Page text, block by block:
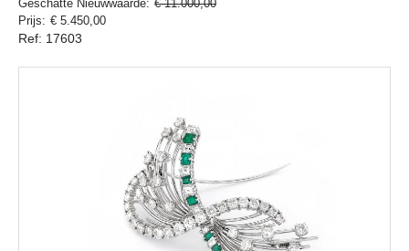
Geschatte Nieuwwaarde € 11.000,00
Prijs
€ 5.450,00
Ref: 17603